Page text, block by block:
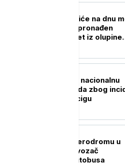
Neverovatno otkriće na dnu
Posle 162 godine pronađen
dragoceni predmet iz olupine
Nemački Savet za nacionalnu
bezbednost zaseda zbog
sa dronom u Lajpcigu
Napad drona na aerodromu u
Lajpcigu sprečio vozač
aerodromskog autobusa